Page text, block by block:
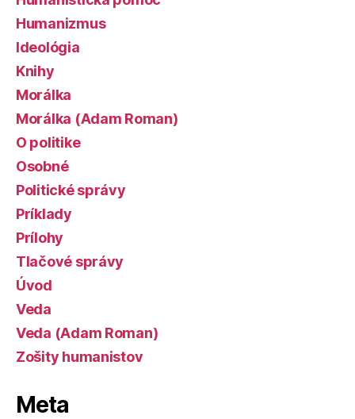
Humanizmus
Ideológia
Knihy
Morálka
Morálka (Adam Roman)
O politike
Osobné
Politické správy
Príklady
Prílohy
Tlačové správy
Úvod
Veda
Veda (Adam Roman)
Zošity humanistov
Meta